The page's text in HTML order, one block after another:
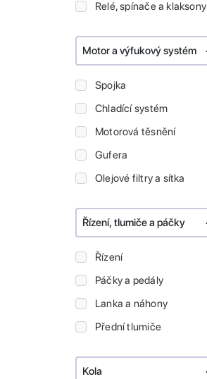
Relé, spínače a klaksony
Motor a výfukový systém
Spojka
Chladící systém
Motorová těsnění
Gufera
Olejové filtry a sítka
Řízení, tlumiče a páčky
Řízení
Páčky a pedály
Lanka a náhony
Přední tlumiče
Kola